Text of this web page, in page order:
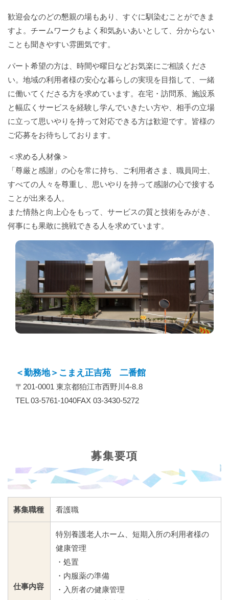
歓迎会なのどの懇親の場もあり、すぐに馴染むことができま
すよ。チームワークもよく和気あいあいとして、分からない
ことも聞きやすい雰囲気です。
パート希望の方は、時間や曜日などお気楽にご相談くださ
い。地域の利用者様の安心な暮らしの実現を目指して、一緒
に働いてくださる方を求めています。在宅・訪問系、施設系
と幅広くサービスを経験し学んでいきたい方や、相手の立場
に立って思いやりを持って対応できる方は歓迎です。皆様の
ご応募をお待ちしております。
＜求める人材像＞
「尊厳と感謝」の心を常に持ち、ご利用者さま、職員同士、
すべての人々を尊重し、思いやりを持って感謝の心で接する
ことが出来る人。
また情熱と向上心をもって、サービスの質と技術をみがき、
何事にも果敢に挑戦できる人を求めています。
＜勤務地＞こまえ正吉苑 二番館
〒201-0001 東京都狛江市西野川4-8₋8
TEL 03-5761-1040FAX 03-3430-5272
募集要項
募集職種 看護職
仕事内容
特別養護老人ホーム、短期入所の利用者様の
健康管理
・処置
・内服薬の準備
・入所者の健康管理